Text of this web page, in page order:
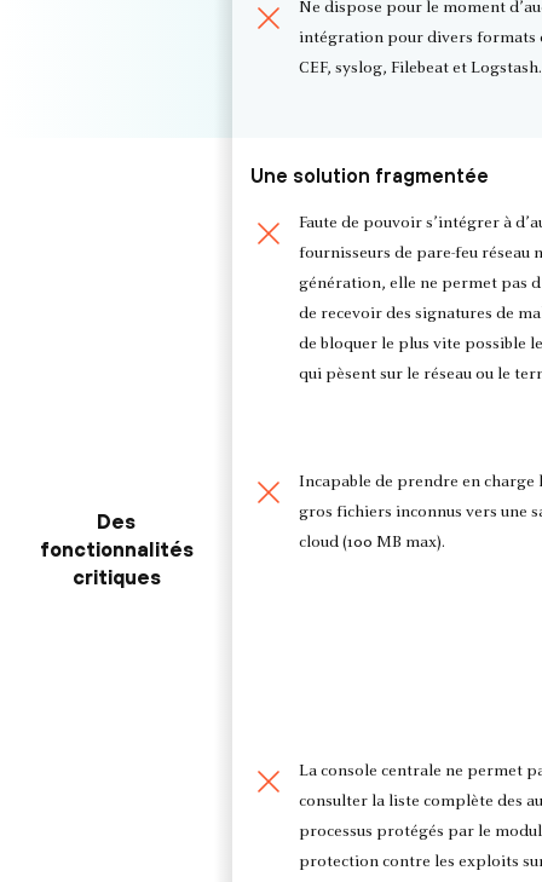
Ne dispose pour le moment
intégration pour divers formats
CEF, syslog, Filebeat et Logstash.
Des
fonctionnalités
critiques
Une solution fragmentée
Faute de pouvoir s’intégrer à
fournisseurs de pare-feu réseau
génération, elle ne permet pas
de recevoir des signatures de
de bloquer le plus vite possible
qui pèsent sur le réseau ou le
Incapable de prendre en charge
gros fichiers inconnus vers une
cloud (100 MB max).
La console centrale ne permet
consulter la liste complète des
processus protégés par le
protection contre les exploits